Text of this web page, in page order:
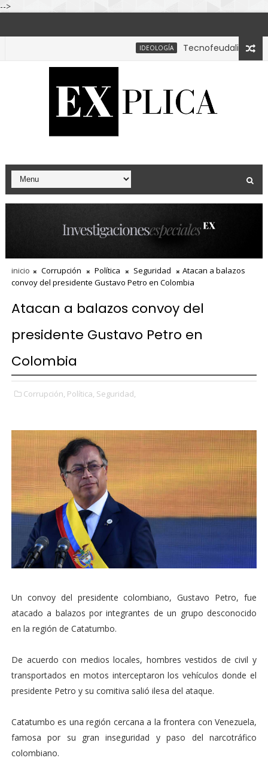
-->
IDEOLOGÍA
Tecnofeudalismo: la
y el fin del orden unipolar
inicio Corrupción Política Seguridad
Atacan a balazos
convoy del presidente Gustavo Petro en Colombia
Atacan a balazos convoy del
presidente Gustavo Petro en
Colombia
Corrupción, Política, Seguridad,
Un convoy del presidente colombiano, Gustavo Petro, fue
atacado a balazos por integrantes de un grupo desconocido
en la región de Catatumbo.
De acuerdo con medios locales, hombres vestidos de civil y
transportados en motos interceptaron los vehículos donde el
presidente Petro y su comitiva salió ilesa del ataque.
Catatumbo es una región cercana a la frontera con Venezuela,
famosa por su gran inseguridad y paso del narcotráfico
colombiano.